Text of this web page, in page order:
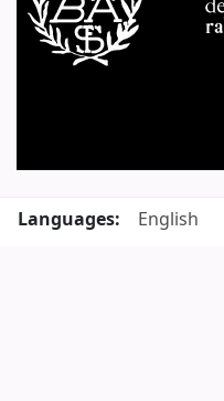
Languages:
English